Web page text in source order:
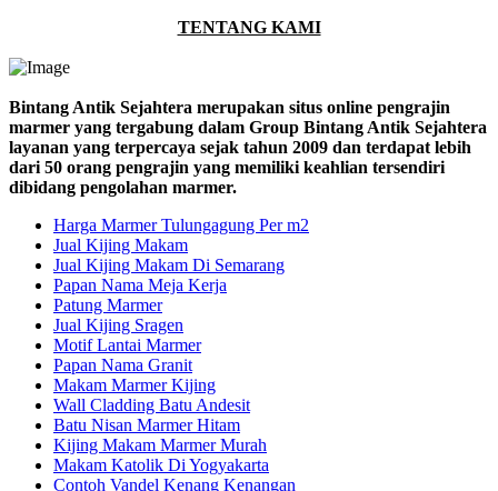
TENTANG KAMI
Bintang Antik Sejahtera merupakan situs online pengrajin
marmer yang tergabung dalam Group Bintang Antik Sejahtera
layanan yang terpercaya sejak tahun 2009 dan terdapat lebih
dari 50 orang pengrajin yang memiliki keahlian tersendiri
dibidang pengolahan marmer.
Harga Marmer Tulungagung Per m2
Jual Kijing Makam
Jual Kijing Makam Di Semarang
Papan Nama Meja Kerja
Patung Marmer
Jual Kijing Sragen
Motif Lantai Marmer
Papan Nama Granit
Makam Marmer Kijing
Wall Cladding Batu Andesit
Batu Nisan Marmer Hitam
Kijing Makam Marmer Murah
Makam Katolik Di Yogyakarta
Contoh Vandel Kenang Kenangan